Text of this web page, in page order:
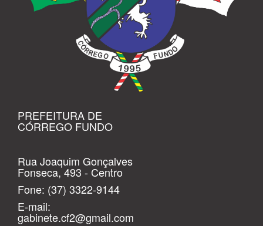
PREFEITURA DE
CÓRREGO FUNDO
Rua Joaquim Gonçalves
Fonseca, 493 - Centro
Fone: (37) 3322-9144
E-mail:
gabinete.cf2@gmail.com